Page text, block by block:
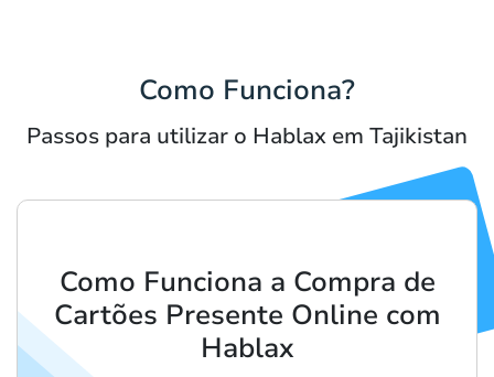
Como Funciona?
Passos para utilizar o Hablax em Tajikistan
Como Funciona a Compra de
Cartões Presente Online com
Hablax